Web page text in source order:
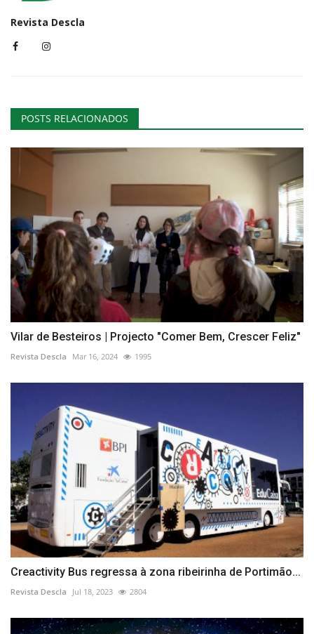
Revista Descla
POSTS RELACIONADOS
Vilar de Besteiros | Projecto "Comer Bem, Crescer Feliz"
Revista Descla Mar 16, 2024 1995
Creactivity Bus regressa à zona ribeirinha de Portimão...
Revista Descla Jul 18, 2023 2804